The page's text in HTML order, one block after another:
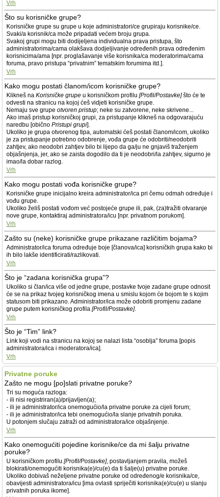
Vrh
Što su korisničke grupe?
Korisničke grupe su grupe u koje administratori/ce grupiraju korisnike/ce.
Svaki/a korisnik/ca može pripadati većem broju grupa.
Svakoj grupi mogu biti dodijeljena individualna prava pristupa, što
administratorima/cama olakšava dodjeljivanje određenih prava određenim
korisnicima/ama [npr. proglašavanje više korisnika/ca moderatorima/cama
foruma, pravo pristupa “privatnim” tematskim forumima itd.].
Vrh
Kako mogu postati članom/icom korisničke grupe?
Klikneš na Korisničke grupe u korisničkom profilu [Profil/Postavke]što će te
odvesti na stranicu na kojoj ćeš vidjeti korisničke grupe.
Nemaju sve grupe otvoren pristup; neke su zatvorene, neke skrivene...
Ako imaš pristup korisničkoj grupi, za pristupanje klikneš na odgovarajuću
naredbu [obično Pristupi grupi].
Ukoliko je grupa otvorenog tipa, automatski ćeš postati članom/icom, ukoliko
je za pristupanje potrebno odobrenje, vođa grupe će odobriti/neodobriti
zahtjev, ako neodobri zahtjev bilo bi lijepo da ga/ju ne gnjaviš traženjem
objašnjenja, jer, ako se zaista dogodilo da ti je neodobri/la zahtjev, sigurno je
imao/la dobar razlog.
Vrh
Kako mogu postati vođa korisničke grupe?
Korisničke grupe inicijalno kreira administrator/ica pri čemu odmah određuje i
vođu grupe.
Ukoliko želiš postati vođom već postojeće grupe ili, pak, (za)tražiti otvaranje
nove grupe, kontaktiraj administratora/icu [npr. privatnom porukom].
Vrh
Zašto su (neke) korisničke grupe prikazane različitim bojama?
Administrator/ica foruma određuje boje [članova/ica] korisničkih grupa kako bi
ih bilo lakše identificirati/razlikovati.
Vrh
Što je “zadana korisnička grupa”?
Ukoliko si član/ica više od jedne grupe, postavke tvoje zadane grupe odnosit
će se na prikaz tvojeg korisničkog imena u smislu kojom će bojom te s kojim
statusom biti prikazano. Administrator/ica može odobriti promjenu zadane
grupe putem korisničkog profila [Profil/Postavke].
Vrh
Što je “Tim” link?
Link koji vodi na stranicu na kojoj se nalazi lista “osoblja” foruma [popis
administratora/ica i moderatora/ica].
Vrh
Privatne poruke
Zašto ne mogu [po]slati privatne poruke?
Tri su moguća razloga:
- ili nisi registriran(a)/prijavljen(a);
- ili je administrator/ica onemogućio/la privatne poruke za cijeli forum;
- ili je administrator/ica tebi onemogućio/la slanje privatnih poruka.
U potonjem slučaju zatraži od administratora/ice objašnjenje.
Vrh
Kako onemogućiti pojedine korisnike/ce da mi šalju privatne
poruke?
U korisničkom profilu [Profil/Postavke], postavljanjem pravila, možeš
blokirati/onemogućiti korisnika(e)/cu(e) da ti šalje(u) privatne poruke.
Ukoliko dobivaš neželjene privatne poruke od određenog/e korisnika/ce,
obavijesti administratora/icu [ima ovlasti spriječiti korisnika(e)/cu(e) u slanju
privatnih poruka ikome].